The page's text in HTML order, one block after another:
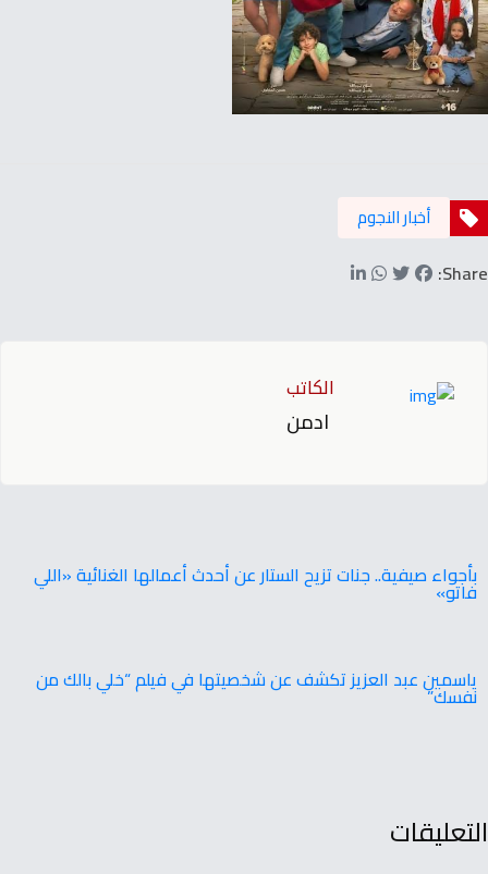
أخبار النجوم
Share:
الكاتب
ادمن
بأجواء صيفية.. جنات تزيح الستار عن أحدث أعمالها الغنائية «اللي
فاتو»
ياسمين عبد العزيز تكشف عن شخصيتها في فيلم “خلي بالك من
نفسك”
التعليقات